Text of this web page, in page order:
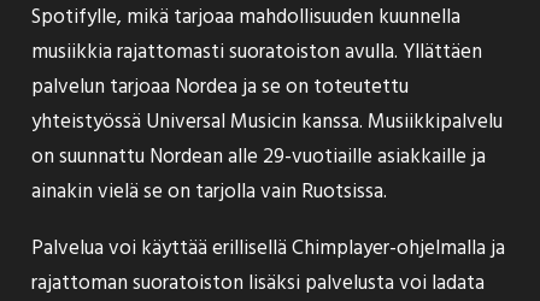
Spotifylle, mikä tarjoaa mahdollisuuden kuunnella
musiikkia rajattomasti suoratoiston avulla. Yllättäen
palvelun tarjoaa Nordea ja se on toteutettu
yhteistyössä Universal Musicin kanssa. Musiikkipalvelu
on suunnattu Nordean alle 29-vuotiaille asiakkaille ja
ainakin vielä se on tarjolla vain Ruotsissa.
Palvelua voi käyttää erillisellä Chimplayer-ohjelmalla ja
rajattoman suoratoiston lisäksi palvelusta voi ladata